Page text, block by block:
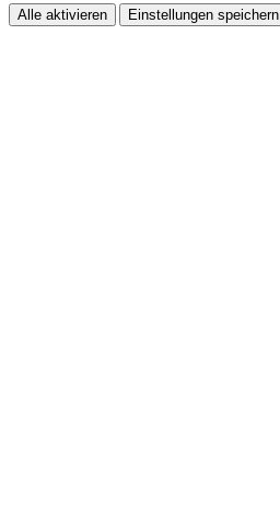
Alle aktivieren Einstellungen speichern